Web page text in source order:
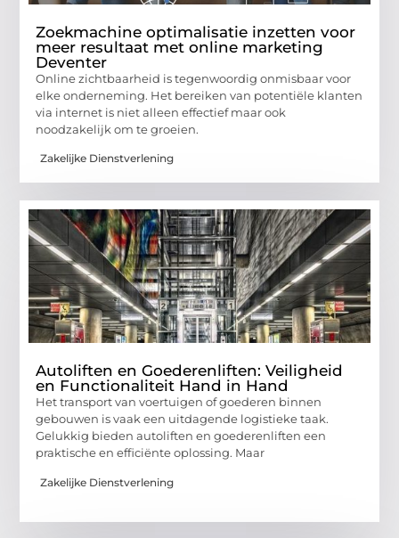
Zoekmachine optimalisatie inzetten voor
meer resultaat met online marketing
Deventer
Online zichtbaarheid is tegenwoordig onmisbaar voor
elke onderneming. Het bereiken van potentiële klanten
via internet is niet alleen effectief maar ook
noodzakelijk om te groeien.
Zakelijke Dienstverlening
Autoliften en Goederenliften: Veiligheid
en Functionaliteit Hand in Hand
Het transport van voertuigen of goederen binnen
gebouwen is vaak een uitdagende logistieke taak.
Gelukkig bieden autoliften en goederenliften een
praktische en efficiënte oplossing. Maar
Zakelijke Dienstverlening